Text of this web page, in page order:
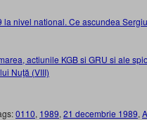
nivel national. Ce ascundea
actiunile KGB si GRU si ale
Nuţă (VIII)
0110, 1989, 21 decembrie 1989,